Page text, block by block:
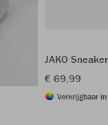
JAKO
€ 69,99
Verkrijgbaar